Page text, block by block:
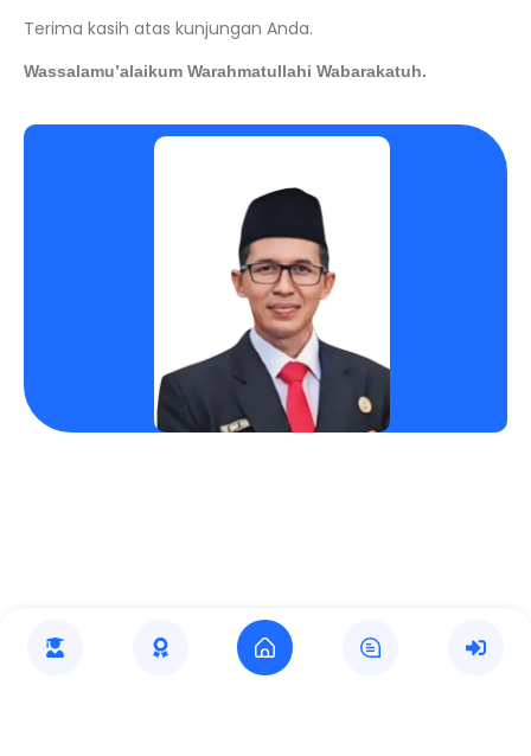
Terima kasih atas kunjungan Anda.
Wassalamu’alaikum Warahmatullahi Wabarakatuh.